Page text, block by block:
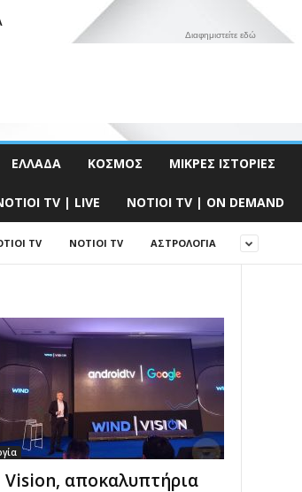
Διαφημιστείτε εδώ
ΕΛΛΆΔΑ ΚΌΣΜΟΣ ΜΙΚΡΈΣ ΙΣΤΟΡΊΕΣ
TV | LIVE NOTIOI TV | ON DEMAND
TV NOTIOI TV ΑΣΤΡΟΛΟΓΊΑ
Vision, αποκαλυπτήρια